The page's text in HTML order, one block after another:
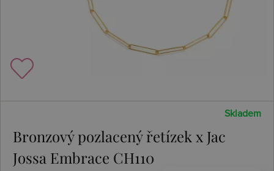
Skladem
Bronzový pozlacený řetízek x Jac
Jossa Embrace CH110